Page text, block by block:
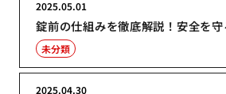
錠前の仕組みを徹底解説！安全を
2025.05.01
未分類
2025.04.30